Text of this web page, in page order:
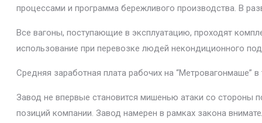
процессами и программа бережливого производства. В
Все вагоны, поступающие в эксплуатацию, проходят
использование при перевозке людей некондиционного
Средняя заработная плата рабочих на “Метровагонмаше”
Завод не впервые становится мишенью атаки со стороны
позиций компании. Завод намерен в рамках закона